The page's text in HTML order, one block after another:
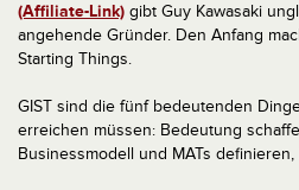
(Affiliate-Link) gibt Guy Kawasaki
angehende Gründer. Den Anfang
Starting Things.
GIST sind die fünf bedeutenden
erreichen müssen: Bedeutung
Businessmodell und MATs